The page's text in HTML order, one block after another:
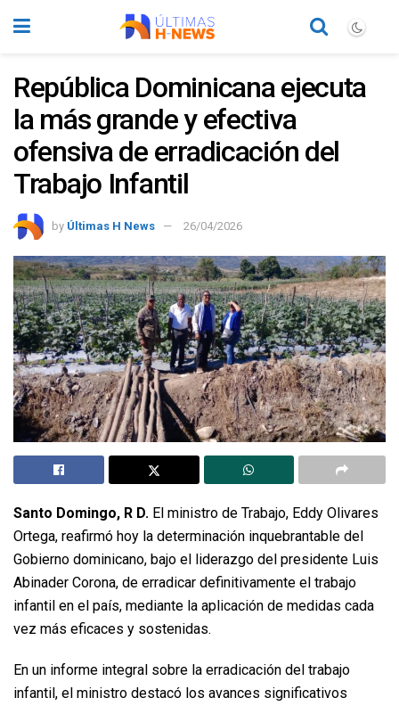
República Dominicana ejecuta
la más grande y efectiva
ofensiva de erradicación del
Trabajo Infantil
by Últimas H News 26/04/2026
Santo Domingo, R D. El ministro de Trabajo, Eddy Olivares
Ortega, reafirmó hoy la determinación inquebrantable del
Gobierno dominicano, bajo el liderazgo del presidente Luis
Abinader Corona, de erradicar definitivamente el trabajo
infantil en el país, mediante la aplicación de medidas cada
vez más eficaces y sostenidas.
En un informe integral sobre la erradicación del trabajo
infantil, el ministro destacó los avances significativos